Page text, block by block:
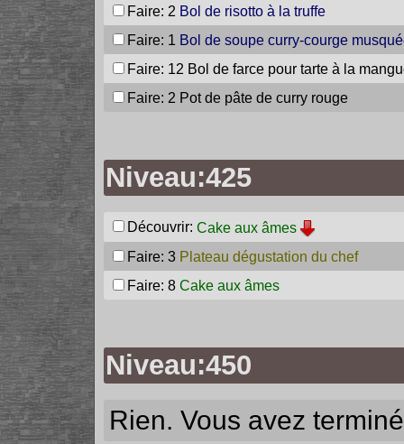
Faire: 2 Bol de risotto à la truffe
Faire: 1 Bol de soupe curry-courge
Faire: 12 Bol de farce pour tarte à la
Faire: 2 Pot de pâte de curry rouge
Niveau:425
Découvrir: Cake aux âmes
Faire: 3 Plateau dégustation du chef
Faire: 8 Cake aux âmes
Niveau:450
Rien. Vous avez